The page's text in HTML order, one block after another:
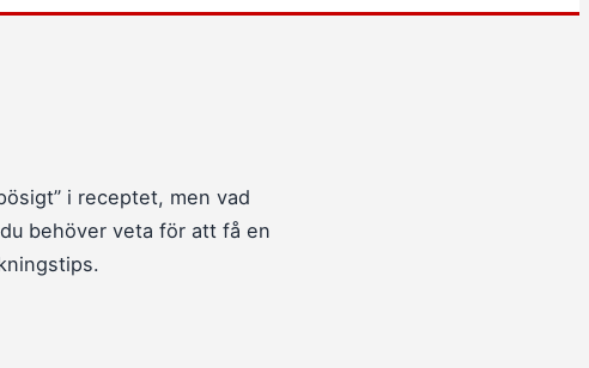
i receptet, men vad
behöver veta för att få en